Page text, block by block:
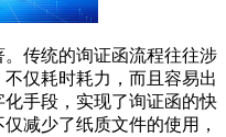
传统的询证函流程往往涉
仅耗时耗力，而且容易出
手段，实现了询证函的快
减少了纸质文件的使用，